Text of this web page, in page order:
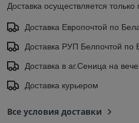
Доставка осуществляется только
Доставка Европочтой по
Доставка РУП Белпочтой по
Доставка в аг.Сеница на
Доставка курьером
Все условия доставки